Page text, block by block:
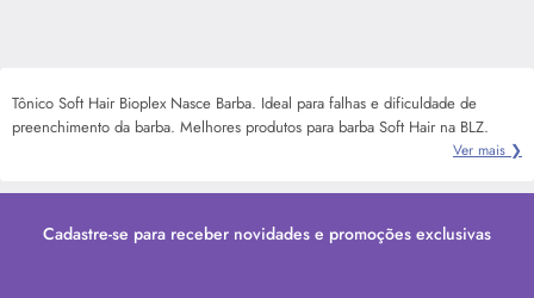
Tônico Soft Hair Bioplex Nasce Barba. Ideal para falhas e dificuldade de
preenchimento da barba. Melhores produtos para barba Soft Hair na BLZ.
Ver mais ❯
Cadastre-se para receber novidades e promoções exclusivas